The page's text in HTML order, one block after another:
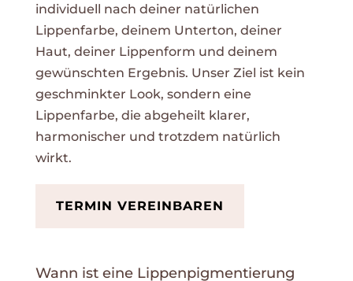
individuell nach deiner natürlichen
Lippenfarbe, deinem Unterton, deiner
Haut, deiner Lippenform und deinem
gewünschten Ergebnis. Unser Ziel ist kein
geschminkter Look, sondern eine
Lippenfarbe, die abgeheilt klarer,
harmonischer und trotzdem natürlich
wirkt.
TERMIN VEREINBAREN
Wann ist eine Lippenpigmentierung